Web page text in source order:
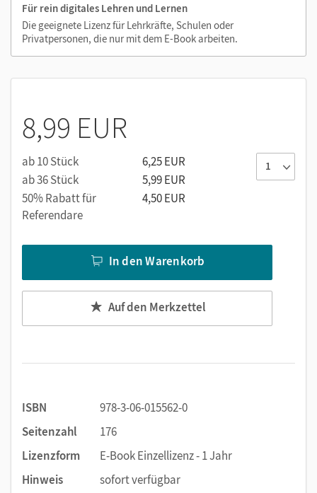
Für rein digitales Lehren und Lernen
Die geeignete Lizenz für Lehrkräfte, Schulen oder
Privatpersonen, die nur mit dem E-Book arbeiten.
8,99 EUR
ab 10 Stück
6,25 EUR
ab 36 Stück
5,99 EUR
50% Rabatt für
Referendare
4,50 EUR
In den Warenkorb
Auf den Merkzettel
ISBN
978-3-06-015562-0
Seitenzahl
176
Lizenzform
E-Book Einzellizenz - 1 Jahr
Hinweis
sofort verfügbar